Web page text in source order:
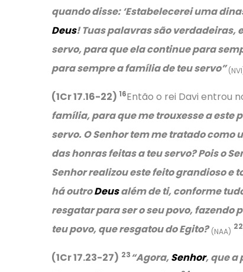
quando disse:‘Estabelecerei uma
Deus! Tuas palavras são verdadeiras,
servo, para que ela continue para
para sempre a família de teu servo”
(1Cr 17.16-22) 16Então o rei Davi entrou
família, para que me trouxesse a este
servo. O Senhor tem me tratado
das honras feitas a teu servo? Pois o
Senhor realizou este feito grandioso e
há outroDeusalém de ti, conforme
resgatar para ser o seu povo, fazendo
teu povo, que resgatou do Egito? (NAA)
22
(1Cr 17.23-27) 23“Agora,Senhor, que a